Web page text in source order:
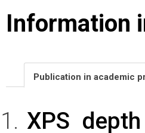
Information
Publication in academic
XPS